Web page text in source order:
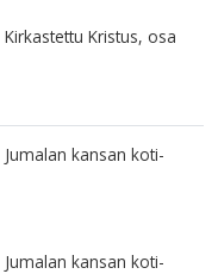
Kirkastettu Kristus, osa
Jumalan kansan koti-
Jumalan kansan koti-